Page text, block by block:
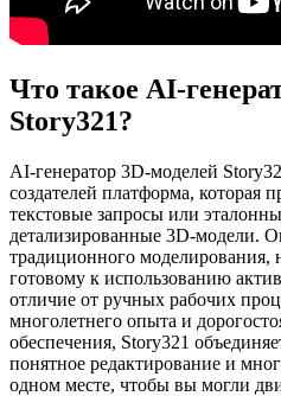
Что такое AI-
Story321?
AI-генератор 3D-моделей
создателей платформа, которая
текстовые запросы или
детализированные 3D-модели.
традиционного моделирования,
готовому к использованию
отличие от ручных рабочих
многолетнего опыта и
обеспечения, Story321
понятное редактирование и
одном месте, чтобы вы могли